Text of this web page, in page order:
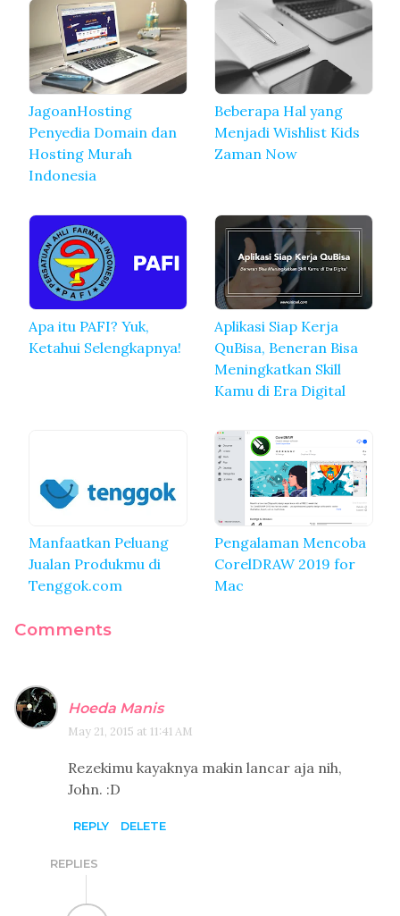
JagoanHosting
Penyedia Domain dan
Hosting Murah
Indonesia
Beberapa Hal yang
Menjadi Wishlist Kids
Zaman Now
Apa itu PAFI? Yuk,
Ketahui Selengkapnya!
Aplikasi Siap Kerja
QuBisa, Beneran Bisa
Meningkatkan Skill
Kamu di Era Digital
Manfaatkan Peluang
Jualan Produkmu di
Tenggok.com
Pengalaman Mencoba
CorelDRAW 2019 for
Mac
Comments
Hoeda Manis
May 21, 2015 at 11:41 AM
Rezekimu kayaknya makin lancar aja nih,
John. :D
REPLY DELETE
REPLIES